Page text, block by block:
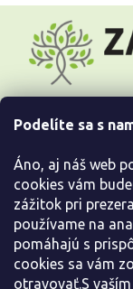
Podelíte sa s
Áno, aj náš web
cookies vám
zážitok pri
používame na
pomáhajú s
cookies sa vám
otravovať.S
t
Informácie pre
Kontaktujte nás